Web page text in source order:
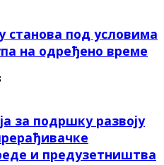
станова под условима
на одређено време
за подршку развоју
и предузетништва